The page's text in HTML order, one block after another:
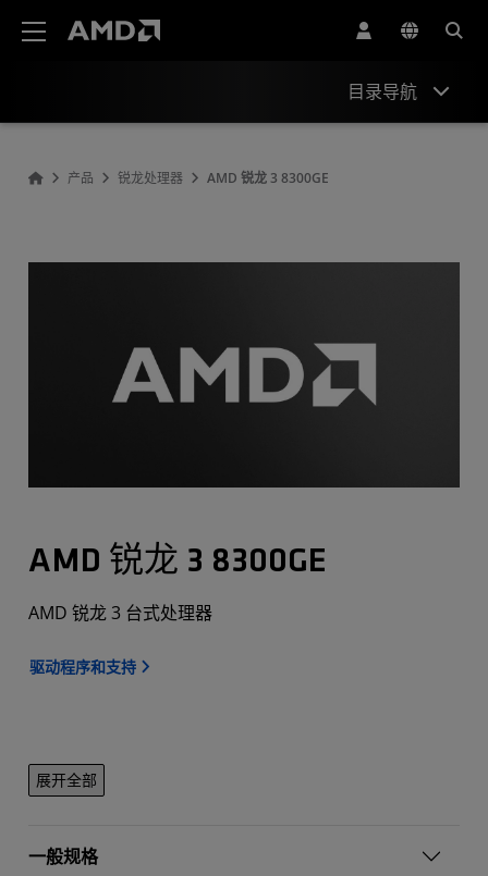
目录导航
产品 锐龙处理器 AMD 锐龙 3 8300GE
AMD 锐龙 3 8300GE
AMD 锐龙 3 台式处理器
驱动程序和支持
展开全部
一般规格